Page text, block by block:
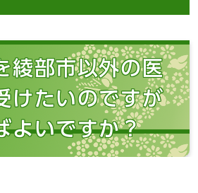
綾部市以外の医
けたいのですが
よいですか？